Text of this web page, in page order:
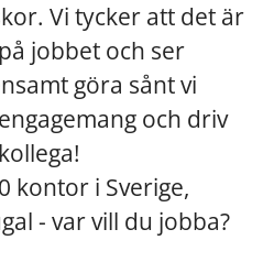
Vi tycker att det är
jobbet och ser
göra sånt vi
och driv
kontor i Sverige,
- var vill du jobba?